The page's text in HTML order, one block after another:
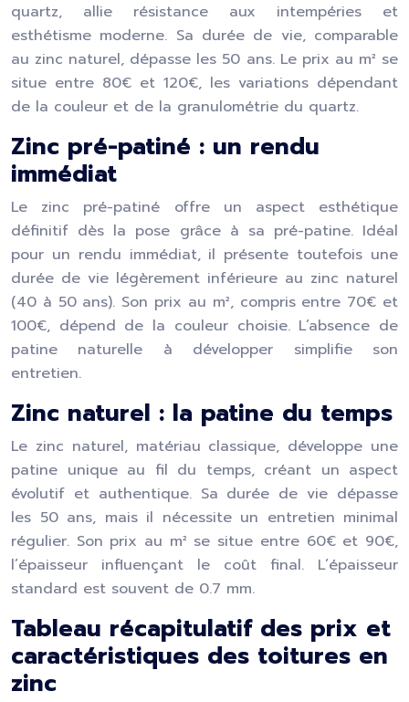
quartz, allie résistance aux intempéries et
esthétisme moderne. Sa durée de vie, comparable
au zinc naturel, dépasse les 50 ans. Le prix au m² se
situe entre 80€ et 120€, les variations dépendant
de la couleur et de la granulométrie du quartz.
Zinc pré-patiné : un rendu
immédiat
Le zinc pré-patiné offre un aspect esthétique
définitif dès la pose grâce à sa pré-patine. Idéal
pour un rendu immédiat, il présente toutefois une
durée de vie légèrement inférieure au zinc naturel
(40 à 50 ans). Son prix au m², compris entre 70€ et
100€, dépend de la couleur choisie. L’absence de
patine naturelle à développer simplifie son
entretien.
Zinc naturel : la patine du temps
Le zinc naturel, matériau classique, développe une
patine unique au fil du temps, créant un aspect
évolutif et authentique. Sa durée de vie dépasse
les 50 ans, mais il nécessite un entretien minimal
régulier. Son prix au m² se situe entre 60€ et 90€,
l’épaisseur influençant le coût final. L’épaisseur
standard est souvent de 0.7 mm.
Tableau récapitulatif des prix et
caractéristiques des toitures en
zinc